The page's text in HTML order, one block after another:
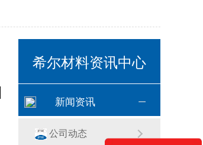
希尔材料资讯中心
新闻资讯
公司动态